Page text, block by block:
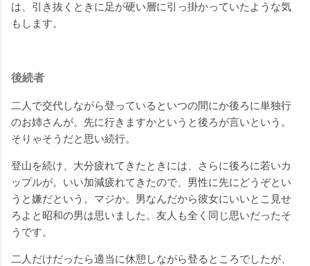
は、引き抜くときに足が硬い層に引っ掛かっていたような気
もします。
後続者
二人で交代しながら登っているといつの間にか後ろに単独行
のお姉さんが。先に行きますかというと後ろが言いという。
そりゃそうだと思い続行。
登山を続け、大分疲れてきたときには、さらに後ろに若いカ
ップルが。いい加減疲れてきたので、男性に先にどうぞとい
うと嫌だという。マジか。男なんだから彼女にいいとこ見せ
ろよと昭和の男は思いました。友人も全く同じ思いだったそ
うです。
二人だけだったら適当に休憩しながら登るところでしたが、